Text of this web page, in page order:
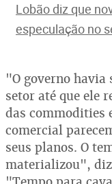
Lobão diz que
especulação no
"O governo havia
setor até que ele
das commodities
comercial
seus planos. O
materializou",